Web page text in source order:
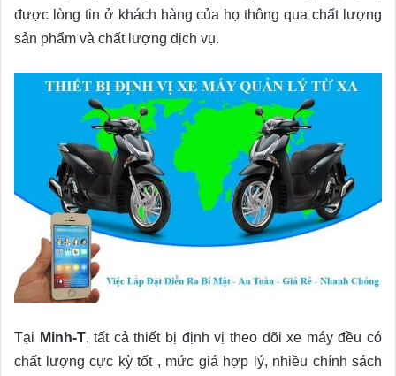
được lòng tin ở khách hàng của họ thông qua chất lượng
sản phẩm và chất lượng dịch vụ.
Tại Minh-T, tất cả thiết bị định vị theo dõi xe máy đều có
chất lượng cực kỳ tốt , mức giá hợp lý, nhiều chính sách